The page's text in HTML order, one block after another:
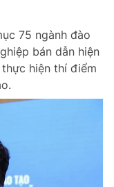
75 ngành đào
bán dẫn hiện
hiện thí điểm